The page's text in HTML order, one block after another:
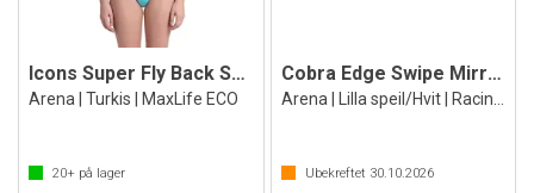
Icons Super Fly Back Solid Badedrakt
Arena | Turkis | MaxLife ECO
20+ på lager
Cobra Edge Swipe Mirror Svømmebrille
Ubekreftet 30.10.2026